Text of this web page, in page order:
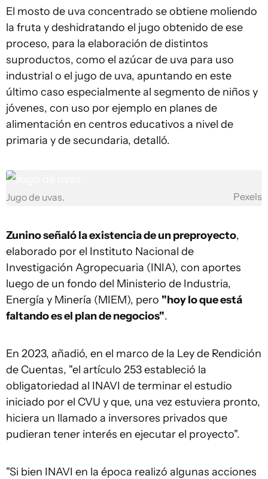
El mosto de uva concentrado se obtiene moliendo
la fruta y deshidratando el jugo obtenido de ese
proceso, para la elaboración de distintos
suproductos, como el azúcar de uva para uso
industrial o el jugo de uva, apuntando en este
último caso especialmente al segmento de niños y
jóvenes, con uso por ejemplo en planes de
alimentación en centros educativos a nivel de
primaria y de secundaria, detalló.
Jugo de uvas. Pexels
Zunino señaló la existencia de un preproyecto,
elaborado por el Instituto Nacional de
Investigación Agropecuaria (INIA), con aportes
luego de un fondo del Ministerio de Industria,
Energía y Minería (MIEM), pero "hoy lo que está
faltando es el plan de negocios".
En 2023, añadió, en el marco de la Ley de Rendición
de Cuentas, "el artículo 253 estableció la
obligatoriedad al INAVI de terminar el estudio
iniciado por el CVU y que, una vez estuviera pronto,
hiciera un llamado a inversores privados que
pudieran tener interés en ejecutar el proyecto".
"Si bien INAVI en la época realizó algunas acciones